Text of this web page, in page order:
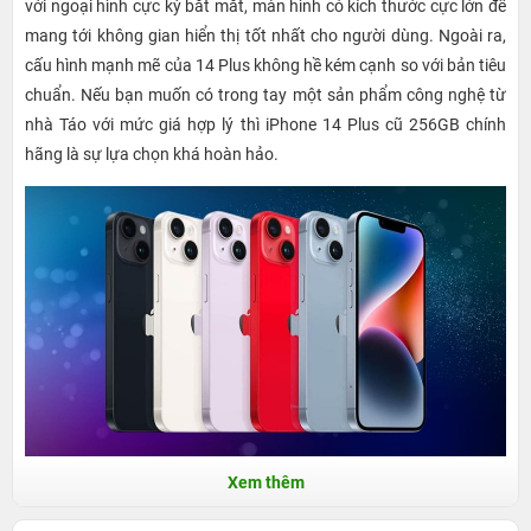
với ngoại hình cực kỳ bắt mắt, màn hình có kích thước cực lớn để
mang tới không gian hiển thị tốt nhất cho người dùng. Ngoài ra,
cấu hình mạnh mẽ của 14 Plus không hề kém cạnh so với bản tiêu
chuẩn. Nếu bạn muốn có trong tay một sản phẩm công nghệ từ
nhà Táo với mức giá hợp lý thì iPhone 14 Plus cũ 256GB chính
hãng là sự lựa chọn khá hoàn hảo.
Các dòng máy iPhone 14 Plus 256GB cũ phổ
biến hiện nay
Xem thêm